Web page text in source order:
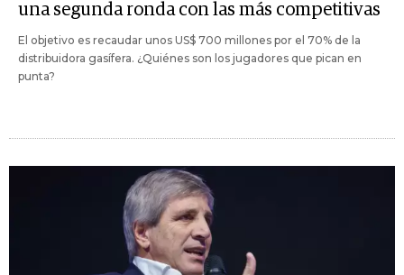
una segunda ronda con las más competitivas
El objetivo es recaudar unos US$ 700 millones por el 70% de la
distribuidora gasífera. ¿Quiénes son los jugadores que pican en
punta?